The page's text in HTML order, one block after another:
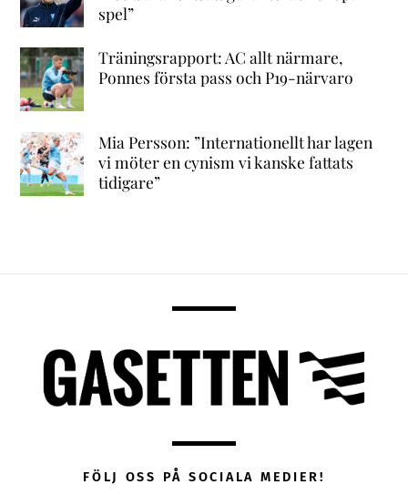
spel”
Träningsrapport: AC allt närmare,
Ponnes första pass och P19-närvaro
Mia Persson: ”Internationellt har lagen
vi möter en cynism vi kanske fattats
tidigare”
FÖLJ OSS PÅ SOCIALA MEDIER!